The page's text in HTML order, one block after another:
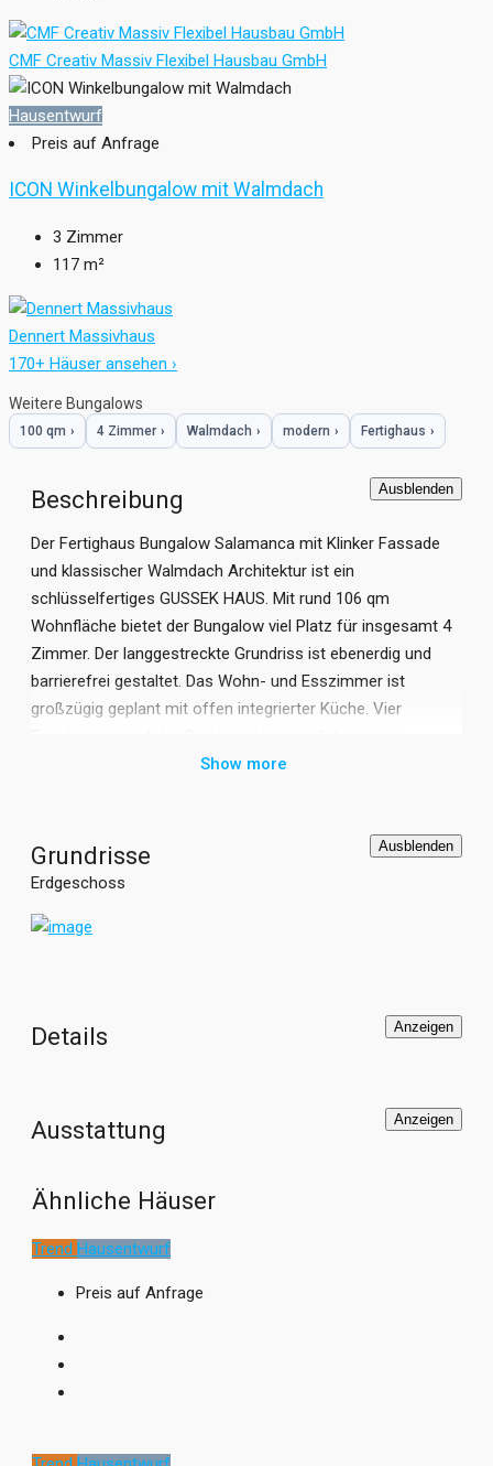
CMF Creativ Massiv Flexibel Hausbau GmbH
Hausentwurf
Preis auf Anfrage
ICON Winkelbungalow mit Walmdach
3 Zimmer
117 m²
Dennert Massivhaus
170+ Häuser ansehen ›
Weitere Bungalows
100 qm › 4 Zimmer › Walmdach › modern › Fertighaus ›
Beschreibung Ausblenden
Der Fertighaus Bungalow Salamanca mit Klinker Fassade
und klassischer Walmdach Architektur ist ein
schlüsselfertiges GUSSEK HAUS. Mit rund 106 qm
Wohnfläche bietet der Bungalow viel Platz für insgesamt 4
Zimmer. Der langgestreckte Grundriss ist ebenerdig und
barrierefrei gestaltet. Das Wohn- und Esszimmer ist
großzügig geplant mit offen integrierter Küche. Vier
schönen Ausblick in den Garten. Zwei Schlafzimmer plus
kann der GUSSEK HAUS Bungalow Salamanca auch mit
einem überdachten Eingangsportal realisiert werden.
Show more
Grundrisse Ausblenden
Erdgeschoss
Details Anzeigen
Ausstattung Anzeigen
Ähnliche Häuser
Trend Hausentwurf
Preis auf Anfrage